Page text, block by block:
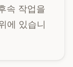
속 작업을
에 있습니